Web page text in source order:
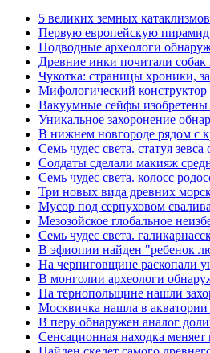
5 великих земных катаклизмов
Первую европейскую
Подводные археологи
Древние инки почитали
Чукотка: страницы хроники,
Мифологический конструктор
Вакуумные сейфы изобретены
Уникальное захоронение
В нижнем новгороде рядом с
Семь чудес света. статуя
Солдаты сделали макияж
Семь чудес света. колосс
Три новых вида древних
Мусор под cерпуховом
Мезозойское глобальное
Семь чудес света.
В эфиопии найден "ребенок
На черниговщине раскопали
В монголии археологи
На тернопольщине нашли
Москвичка нашла в
В перу обнаружен аналог
Сенсационная находка меняет